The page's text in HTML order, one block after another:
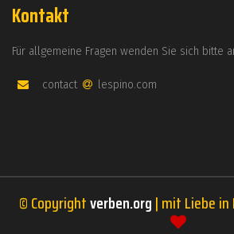
Kontakt
Für allgemeine Fragen wenden Sie sich bitte
contact lespino.com
© Copyrightverben.org| mit Liebe